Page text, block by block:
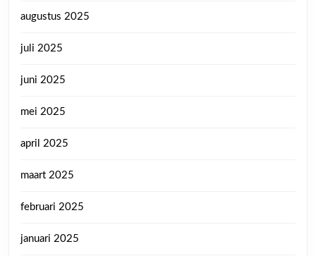
augustus 2025
juli 2025
juni 2025
mei 2025
april 2025
maart 2025
februari 2025
januari 2025